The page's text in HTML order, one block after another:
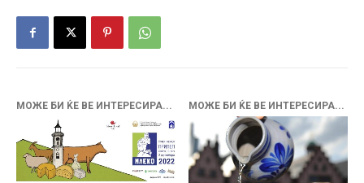
МОЖЕ БИ ЌЕ ВЕ ИНТЕРЕСИРА... МОЖЕ БИ ЌЕ ВЕ ИНТЕРЕСИРА...